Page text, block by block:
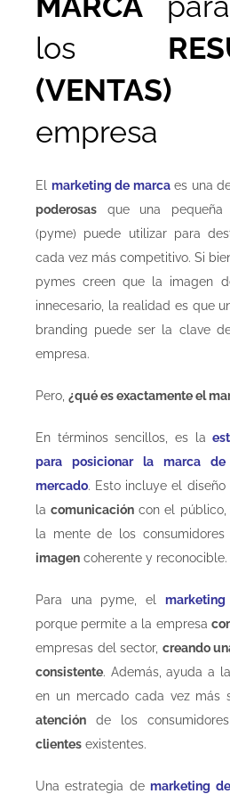
los
(VENTAS)
empresa
El marketing de marcaes una
poderosas que una pequeña
(pyme) puede utilizar para
cada vez más competitivo. Si
pymes creen que la imagen
innecesario, la realidad es que
branding puede ser la clave
empresa.
Pero, ¿qué es exactamente el
En términos sencillos, es la
para posicionar la marca
mercado. Esto incluye el diseño
lacomunicación con el público,
la mente de los
imagen coherente y reconocible.
Para una pyme, el
porque permite a la empresa
empresas del sector, creando
consistente. Además, ayuda a
en un mercado cada vez más
atención de los
clientes existentes.
Una estrategia demarketing